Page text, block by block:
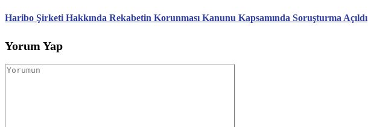
Haribo Şirketi Hakkında Rekabetin Korunması Kanunu Kapsamında Soruşturma Açıldı
Yorum Yap